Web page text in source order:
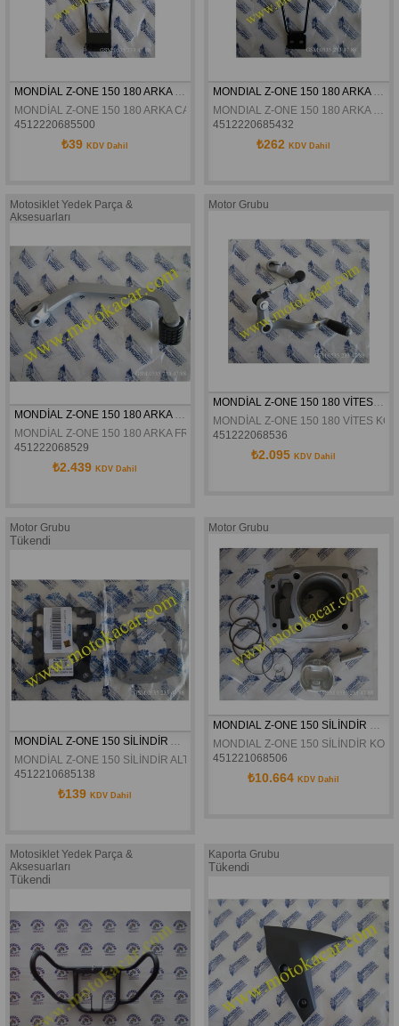
MONDİAL Z-ONE 150 180 ARKA CAMURLUK BAGLANTI BRAKETI ORJİNAL
4512220685500
₺39 KDV Dahil
4512220685432
₺262 KDV Dahil
Motosiklet Yedek Parça &
Aksesuarları
MONDİAL Z-ONE 150 180 ARKA FREN PETALI ORJİNAL
451222068529
₺2.439 KDV Dahil
Motor Grubu
MONDİAL Z-ONE 150 180 VİTES
451222068536
₺2.095 KDV Dahil
Motor Grubu
Tükendi
MONDİAL Z-ONE 150 SİLİNDİR ALT ÜST CONTA ORJİNAL
4512210685138
₺139 KDV Dahil
Motor Grubu
MONDIAL Z-ONE 150 SİLİNDİR
451221068506
₺10.664 KDV Dahil
Motosiklet Yedek Parça &
Aksesuarları
Tükendi
Kaporta Grubu
Tükendi